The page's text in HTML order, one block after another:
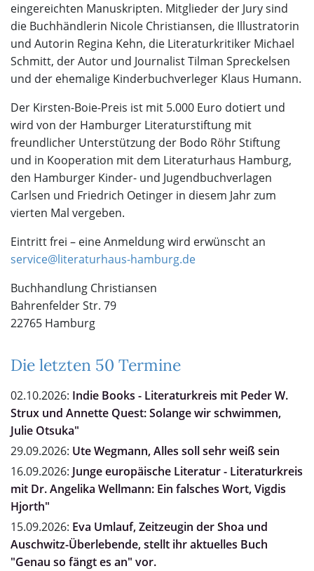
eingereichten Manuskripten. Mitglieder der Jury sind
die Buchhändlerin Nicole Christiansen, die Illustratorin
und Autorin Regina Kehn, die Literaturkritiker Michael
Schmitt, der Autor und Journalist Tilman Spreckelsen
und der ehemalige Kinderbuchverleger Klaus Humann.
Der Kirsten-Boie-Preis ist mit 5.000 Euro dotiert und
wird von der Hamburger Literaturstiftung mit
freundlicher Unterstützung der Bodo Röhr Stiftung
und in Kooperation mit dem Literaturhaus Hamburg,
den Hamburger Kinder- und Jugendbuchverlagen
Carlsen und Friedrich Oetinger in diesem Jahr zum
vierten Mal vergeben.
Eintritt frei – eine Anmeldung wird erwünscht an
service@literaturhaus-hamburg.de
Buchhandlung Christiansen
Bahrenfelder Str. 79
22765 Hamburg
Die letzten 50 Termine
02.10.2026: Indie Books - Literaturkreis mit Peder W.
Strux und Annette Quest: Solange wir schwimmen,
Julie Otsuka"
29.09.2026: Ute Wegmann, Alles soll sehr weiß sein
16.09.2026: Junge europäische Literatur - Literaturkreis
mit Dr. Angelika Wellmann: Ein falsches Wort, Vigdis
Hjorth"
15.09.2026: Eva Umlauf, Zeitzeugin der Shoa und
Auschwitz-Überlebende, stellt ihr aktuelles Buch
"Genau so fängt es an" vor.